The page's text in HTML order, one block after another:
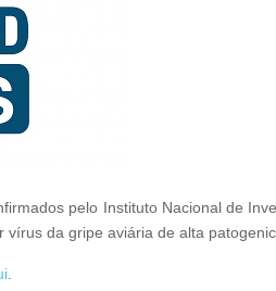
pelo Instituto Nacional de
da gripe aviária de alta